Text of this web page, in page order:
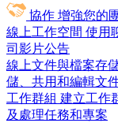
協作 增強您的
線上工作空間 使用
司影片公告
線上文件與檔案存
儲、共用和編輯文
工作群組 建立工作
及處理任務和專案